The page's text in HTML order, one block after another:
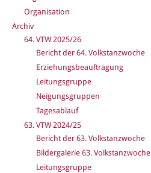
Organisation
Archiv
64. VTW 2025/26
Bericht der 64. Volkstanzwoche
Erziehungsbeauftragung
Leitungsgruppe
Neigungsgruppen
Tagesablauf
63. VTW 2024/25
Bericht der 63. Volkstanzwoche
Bildergalerie 63. Volkstanzwoche
Leitungsgruppe